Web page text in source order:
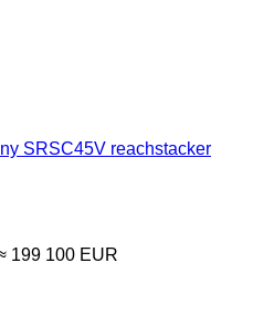
SRSC45V reachstacker
199 100 EUR